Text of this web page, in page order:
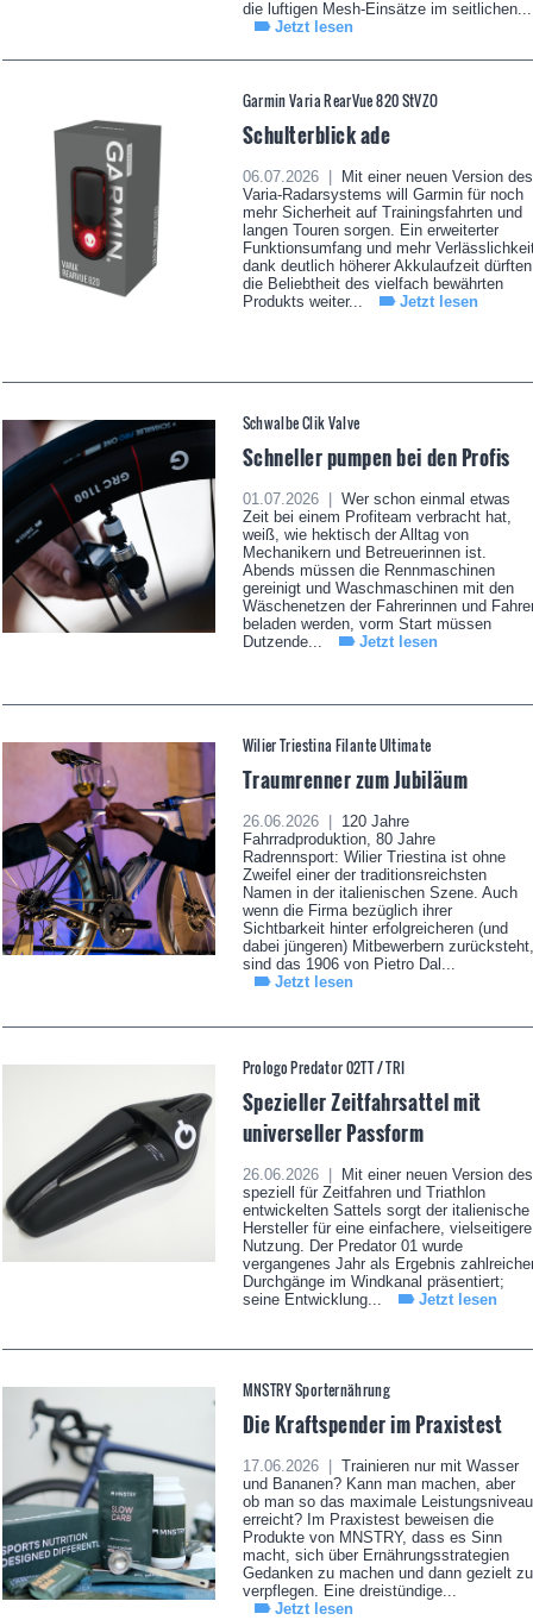
die luftigen Mesh-Einsätze im seitlichen...
Jetzt lesen
Garmin Varia RearVue 820 StVZO
Schulterblick ade
06.07.2026 |
Mit einer neuen Version des
Varia-Radarsystems will Garmin für noch
mehr Sicherheit auf Trainingsfahrten und
langen Touren sorgen. Ein erweiterter
Funktionsumfang und mehr
dank deutlich höherer Akkulaufzeit dürften
die Beliebtheit des vielfach bewährten
Produkts weiter...
Jetzt lesen
Schwalbe Clik Valve
Schneller pumpen bei den Profis
01.07.2026 |
Wer schon einmal etwas
Zeit bei einem Profiteam verbracht hat,
weiß, wie hektisch der Alltag von
Mechanikern und Betreuerinnen ist.
Abends müssen die Rennmaschinen
gereinigt und Waschmaschinen mit den
Wäschenetzen der Fahrerinnen und
beladen werden, vorm Start müssen
Dutzende...
Jetzt lesen
Wilier Triestina Filante Ultimate
Traumrenner zum Jubiläum
26.06.2026 |
120 Jahre
Fahrradproduktion, 80 Jahre
Radrennsport: Wilier Triestina ist ohne
Zweifel einer der traditionsreichsten
Namen in der italienischen Szene. Auch
wenn die Firma bezüglich ihrer
Sichtbarkeit hinter erfolgreicheren (und
dabei jüngeren) Mitbewerbern zurücksteht,
sind das 1906 von Pietro Dal...
Jetzt lesen
Prologo Predator 02TT / TRI
Spezieller Zeitfahrsattel mit
universeller Passform
26.06.2026 |
Mit einer neuen Version des
speziell für Zeitfahren und Triathlon
entwickelten Sattels sorgt der italienische
Hersteller für eine einfachere, vielseitigere
Nutzung. Der Predator 01 wurde
vergangenes Jahr als Ergebnis
Durchgänge im Windkanal präsentiert;
seine Entwicklung...
Jetzt lesen
MNSTRY Sporternährung
Die Kraftspender im Praxistest
17.06.2026 |
Trainieren nur mit Wasser
und Bananen? Kann man machen, aber
ob man so das maximale Leistungsniveau
erreicht? Im Praxistest beweisen die
Produkte von MNSTRY, dass es Sinn
macht, sich über Ernährungsstrategien
Gedanken zu machen und dann gezielt zu
verpflegen. Eine dreistündige...
Jetzt lesen